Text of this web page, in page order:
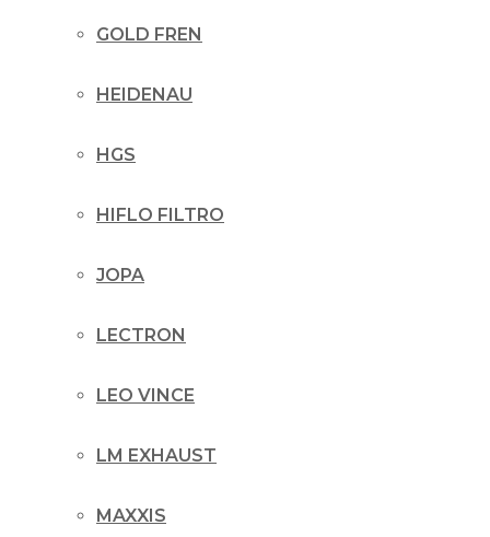
GOLD FREN
HEIDENAU
HGS
HIFLO FILTRO
JOPA
LECTRON
LEO VINCE
LM EXHAUST
MAXXIS